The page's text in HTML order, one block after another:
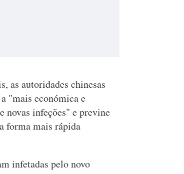
as autoridades chinesas
"mais económica e
novas infeções" e previne
forma mais rápida
infetadas pelo novo